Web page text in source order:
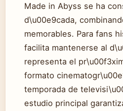
Made in Abyss se ha
d\u00e9cada,
memorables. Para fans
facilita mantenerse al
representa el
formato
temporada de
estudio principal